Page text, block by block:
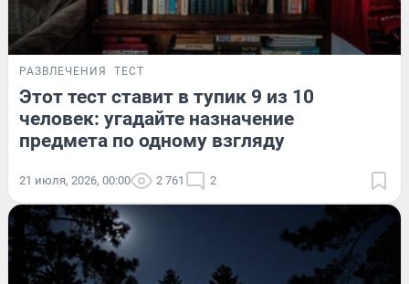
РАЗВЛЕЧЕНИЯ ТЕСТ
Этот тест ставит в тупик 9 из 10
человек: угадайте назначение
предмета по одному взгляду
21 июля, 2026, 00:00 2 761 2